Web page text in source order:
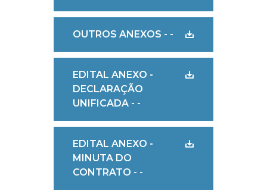
OUTROS ANEXOS - -
EDITAL ANEXO -
DECLARAÇÃO
UNIFICADA - -
EDITAL ANEXO -
MINUTA DO
CONTRATO - -